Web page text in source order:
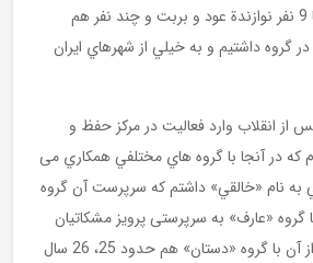
اين اركستر بودم و تقريباً 9 نفر نوازندة عود و بربت و چند نفر هم
گروه داشتيم و به خيلي از شهرهاي ايران
من در سال 58، پس از انقلاب وارد فعالیت در مركز حفظ و
كه در آنجا با گروه هاي مختلفي همكاري می
نام «خالقي» داشتم كه سرپرست آن گروه
گروه «عارف» به سرپرستی پرویز مشكاتيان
همكاري داشته ام، پس از آن با گروه «دستان» هم حدود 25، 26 سال